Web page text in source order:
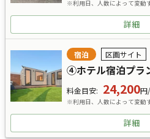
※利用日、人数によって変動
詳細
宿泊 区画サイト
料金目安: 24,200円
※利用日、人数によって変動
詳細